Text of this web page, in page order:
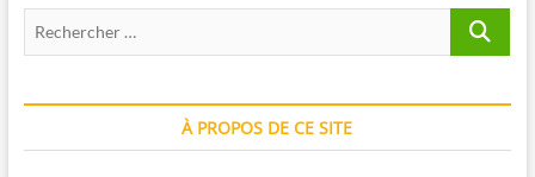
À PROPOS DE CE SITE